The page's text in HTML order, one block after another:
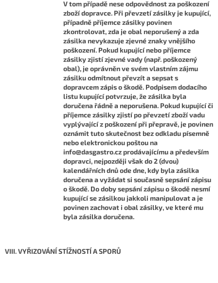
V tom případě nese odpovědnost za poškození
zboží dopravce. Při převzetí zásilky je kupující,
případně příjemce zásilky povinen
zkontrolovat, zda je obal neporušený a zda
zásilka nevykazuje zjevné znaky vnějšího
poškození. Pokud kupující nebo příjemce
zásilky zjistí zjevné vady (např. poškozený
obal), je oprávněn ve svém vlastním zájmu
zásilku odmítnout převzít a sepsat s
dopravcem zápis o škodě. Podpisem dodacího
listu kupující potvrzuje, že zásilka byla
doručena řádně a neporušena. Pokud kupující či
příjemce zásilky zjistí po převzetí zboží vadu
vyplývající z poškození při přepravě, je povinen
oznámit tuto skutečnost bez odkladu písemně
nebo elektronickou poštou na
info@dasgastro.cz prodávajícímu a především
dopravci, nejpozději však do 2 (dvou)
kalendářních dnů ode dne, kdy byla zásilka
doručena a vyžádat si současně sepsání zápisu
o škodě. Do doby sepsání zápisu o škodě nesmí
kupující se zásilkou jakkoli manipulovat a je
povinen zachovat i obal zásilky, ve které mu
byla zásilka doručena.
VIII. VYŘIZOVÁNÍ STÍŽNOSTÍ A SPORŮ